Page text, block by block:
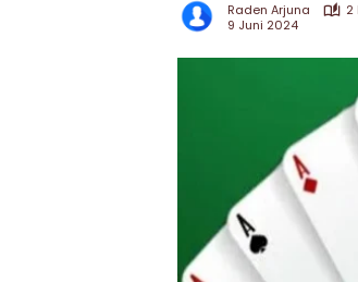
Raden Arjuna
2
9 Juni 2024